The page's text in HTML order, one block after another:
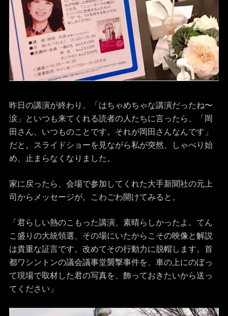
昨日の講演が終わり、「はちゃめちゃな講演だったね〜
涙」といつも来てくれる読者の人たちに言ったら、「岡
田さん、いつものことです。それが岡田さんなんです」
だと。スライドショーを見ながら私が突然、しゃべり始
め、止まらなくなりました。
家に戻ったら、会場で参加してくれた大手新聞社の元上
司からメッセージが。こわごわ開けてみると。
「君らしい熱のこもった講演、素晴らしかったよ。てん
こ盛りの大統領選、その場にいたからこその映像と解説
は貴重な証言です。改めてその行動力に脱帽します。首
都ワシントンの議会議事堂襲撃事件を、車の上にのぼっ
て現場で取材した君の写真を、飾っておきたいから送っ
てください」